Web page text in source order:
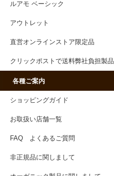
ルアモ ベーシック
アウトレット
直営オンラインストア限定品
クリックポストで送料弊社負担製品
各種ご案内
ショッピングガイド
お取扱い店舗一覧
FAQ よくあるご質問
非正規品に関しまして